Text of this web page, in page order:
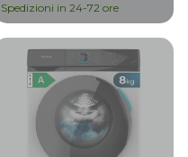
Inverter Plus, SteamMax,
lavaggio intelligente e
rilevatore di carico.
Spedizioni in 24-72 ore